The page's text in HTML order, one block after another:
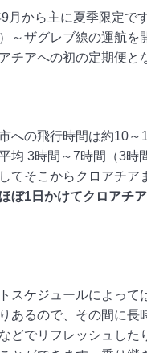
9月から主に夏季限定で
～ザグレブ線の運航を
チアへの初の定期便と
への飛行時間は約10～
均 3時間～7時間（3時
てそこからクロアチア
ほぼ1日かけてクロアチ
スケジュールによって
あるので、その間に長
どでリフレッシュした